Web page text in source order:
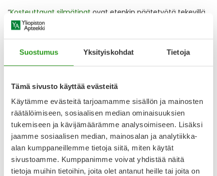
Suostumus Yksityiskohdat Tietoja
Tämä sivusto käyttää evästeitä
Käytämme evästeitä tarjoamamme sisällön ja mainosten
räätälöimiseen, sosiaalisen median ominaisuuksien
tukemiseen ja kävijämäärämme analysoimiseen. Lisäksi
jaamme sosiaalisen median, mainosalan ja analytiikka-
alan kumppaneillemme tietoja siitä, miten käytät
sivustoamme. Kumppanimme voivat yhdistää näitä
tietoja muihin tietoihin, joita olet antanut heille tai joita on
”Kosteuttavat silmätipat ovat etenkin päätetyötä tekevillä
hyvä tapa ehkäistä
kuten luomireunan tulehdusta. Valitse
kosteuttavat silmätipatsilmien kuivuuden lievitykseen”,
neuvoo farmaseutti Susanna Hynninen.
tuotteet blefariitin hoitoon: